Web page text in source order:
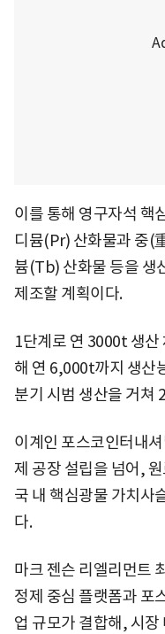
이를 통해 영구자석 핵
디뮴(Pr) 산화물과 중(
븀(Tb) 산화물 등을 생
제조할 계획이다.
1단계로 연 3000t 생산
해 연 6,000t까지 생산
분기 시범 생산을 거쳐
이계인 포스코인터내
제 공장 설립을 넘어,
국 내 핵심광물 가치사
다.
마크 젠슨 리엘리먼트
정제 중심 플랫폼과 포
업 규모가 결합해, 시